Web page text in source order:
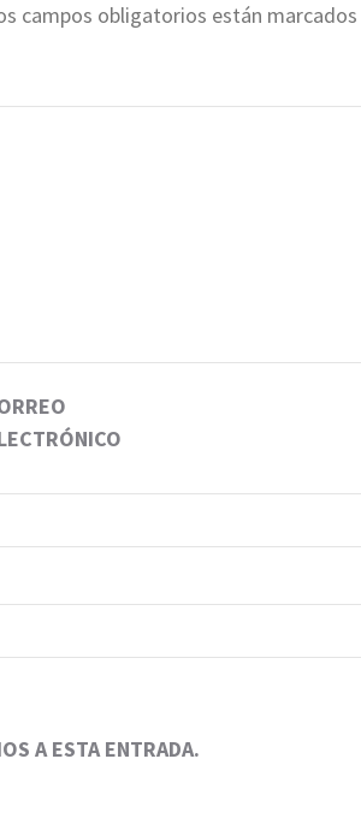
campos obligatorios están marcados
A ESTA ENTRADA.